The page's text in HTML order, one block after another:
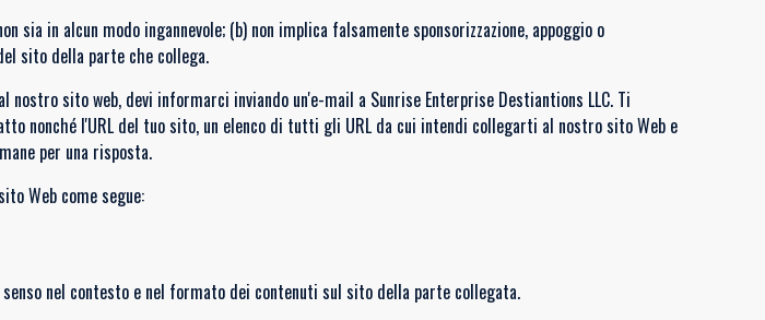
sia in alcun modo ingannevole; (b) non implica falsamente sponsorizzazione, appoggio o
sito della parte che collega.
sito web, devi informarci inviando un'e-mail a Sunrise Enterprise Destiantions LLC. Ti
nonché l'URL del tuo sito, un elenco di tutti gli URL da cui intendi collegarti al nostro sito Web e
per una risposta.
Web come segue:
nel contesto e nel formato dei contenuti sul sito della parte collegata.